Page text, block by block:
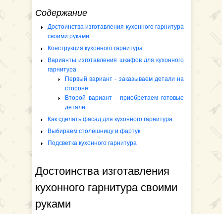
Содержание
Достоинства изготавления кухонного гарнитура
своими руками
Конструкция кухонного гарнитура
Варианты изготавления шкафов для кухонного
гарнитура
Первый вариант - заказываем детали на
стороне
Второй вариант - приобретаем готовые
детали
Как сделать фасад для кухонного гарнитура
Выбираем столешницу и фартук
Подсветка кухонного гарнитура
Достоинства изготавления
кухонного гарнитура своими
руками